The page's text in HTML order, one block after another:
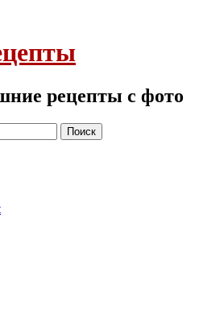
рецепты с фото